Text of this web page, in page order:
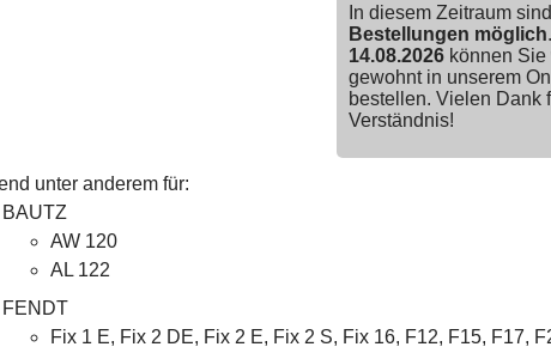
In diesem Zeitraum sind
Bestellungen möglich
14.08.2026können Sie
gewohnt in unserem
bestellen. Vielen Dank
Verständnis!
unter anderem für:
BAUTZ
AW 120
AL 122
FENDT
Fix 1 E, Fix 2 DE, Fix 2 E, Fix 2 S, Fix 16, F12, F15, F17,